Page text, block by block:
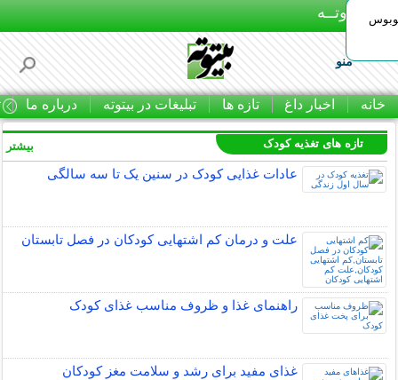
بـیتوتــه
منو
خانه اخبار داغ تازه ها تبلیغات در بیتوته درباره ما
تازه های تغذیه کودک
عادات غذایی کودک در سنین یک تا سه سالگی
علت و درمان کم اشتهایی کودکان در فصل تابستان
راهنمای غذا و ظروف مناسب غذای کودک
غذای مفید برای رشد و سلامت مغز کودکان
بیشتر